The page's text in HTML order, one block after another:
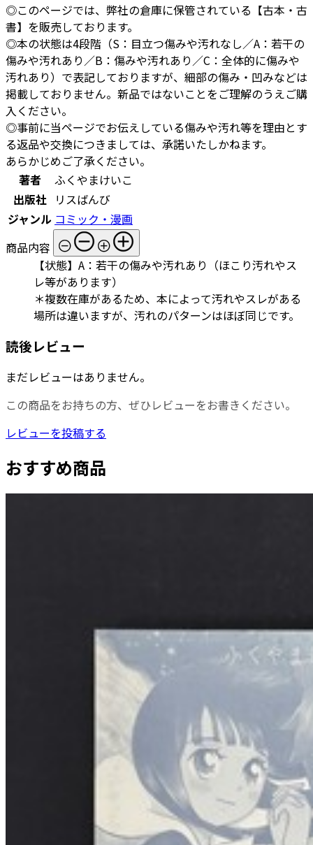
◎このページでは、弊社の倉庫に保管されている【古本・古
書】を販売しております。
◎本の状態は4段階（S：目立つ傷みや汚れなし／A：若干の
傷みや汚れあり／B：傷みや汚れあり／C：全体的に傷みや
汚れあり）で表記しておりますが、細部の傷み・凹みなどは
掲載しておりません。新品ではないことをご理解のうえご購
入ください。
◎事前に当ページでお伝えしている傷みや汚れ等を理由とす
る返品や交換につきましては、承諾いたしかねます。
あらかじめご了承ください。
著者
ふくやまけいこ
出版社
リスばんび
ジャンル コミック・漫画
商品内容
【状態】A：若干の傷みや汚れあり（ほこり汚れやス
レ等があります）
＊複数在庫があるため、本によって汚れやスレがある
場所は違いますが、汚れのパターンはほぼ同じです。
読後レビュー
まだレビューはありません。
この商品をお持ちの方、ぜひレビューをお書きください。
レビューを投稿する
おすすめ商品